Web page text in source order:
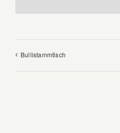
Bullistammtisch